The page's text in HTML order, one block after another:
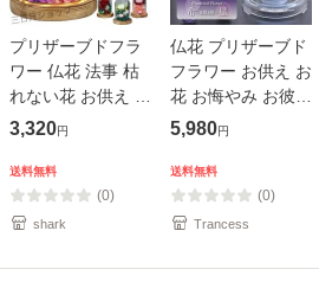
プリザーブドフラ
ワー 仏花 法事 枯
れない花 お供え 仏
花ドーム お彼岸 ド
お供え物？仏壇 ロ
ーズ ガラスドーム
アレン
3,320円
送料無料
(0)
shark
仏花 プリザーブド
フラワー お供え お
花 お悔やみ お彼岸
仏壇 枯れない 仏花
お盆 新盆 初盆 お
彼岸 ペットブリザ
ー
5,980円
送料無料
(0)
Trancess